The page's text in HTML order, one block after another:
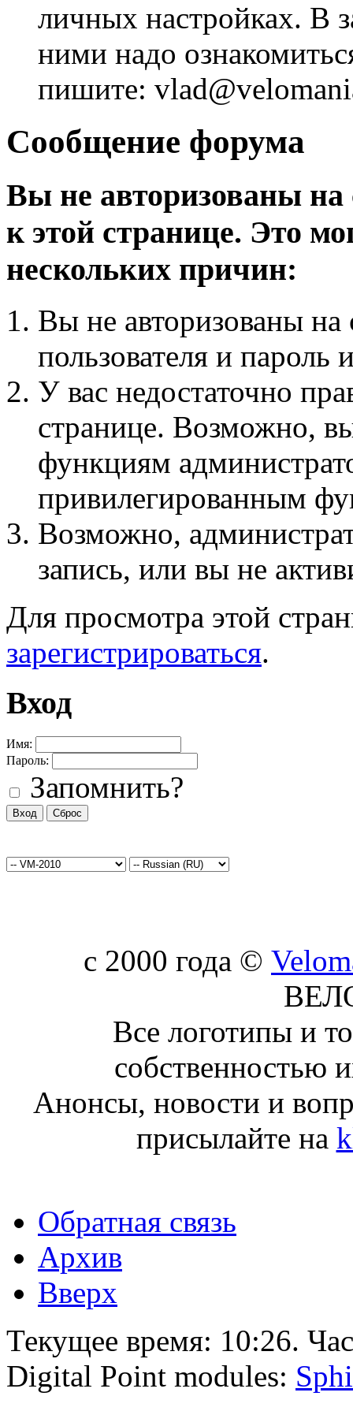
личных настройках. В
ними надо
пишите:
Сообщение форума
Вы не авторизованы на
к этой странице. Это
нескольких причин:
Вы не авторизованы на
пользователя и пароль
У вас недостаточно
странице. Возможно,
функциям
привилегированным
Возможно,
запись, или вы не
Для просмотра этой
зарегистрироваться.
Вход
Имя:
Пароль:
Запомнить?
c 2000 года ©
Все логотипы и
собственностью
Анонсы, новости и
присылайте на
Обратная связь
Архив
Вверх
Текущее время: 10:26.
Digital Point modules: